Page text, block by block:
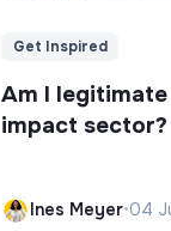
Get Inspired
Am I
impact sector?
Ines Meyer•04